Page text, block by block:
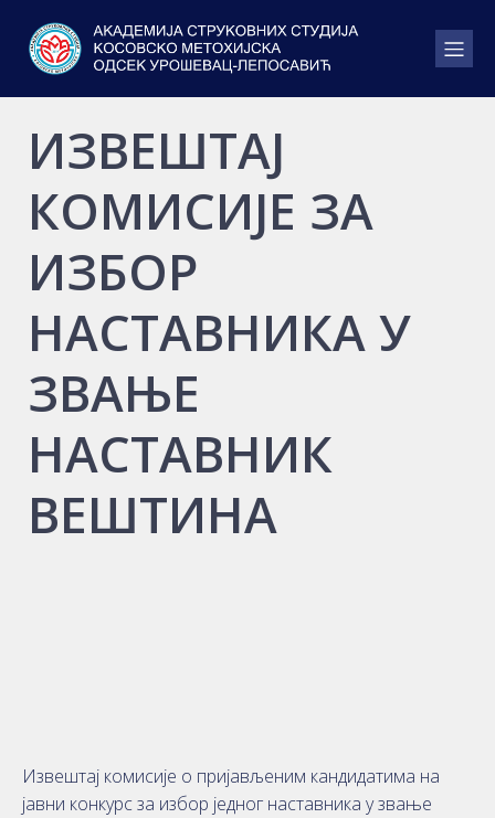
ИЗВЕШТАЈ
КОМИСИЈЕ ЗА
ИЗБОР
НАСТАВНИКА У
ЗВАЊЕ
НАСТАВНИК
ВЕШТИНА
Извештај комисије о пријављеним кандидатима на
јавни конкурс за избор једног наставника у звање